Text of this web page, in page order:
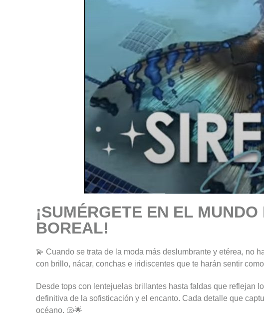
¡SUMÉRGETE EN EL
BOREAL!
💫 Cuando se trata de la moda más deslumbrante y etérea, no
con brillo, nácar, conchas e iridiscentes que te harán sentir
Desde tops con lentejuelas brillantes hasta faldas que reflejan
definitiva de la sofisticación y el encanto. Cada detalle que
océano. 🐚🌟